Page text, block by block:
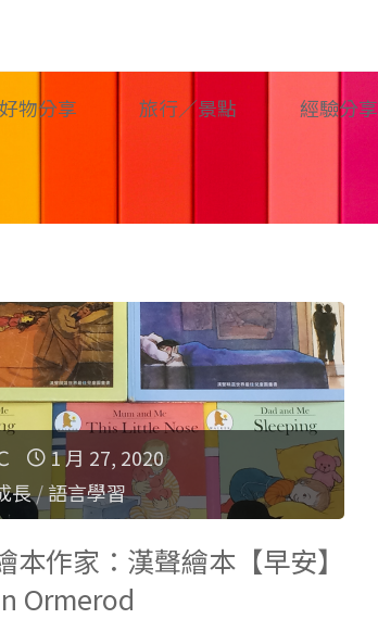
好物分享 旅行／景點 經驗分享
1 月 27, 2020
長/語言學習
本作家：漢聲繪本【早安】
Ormerod